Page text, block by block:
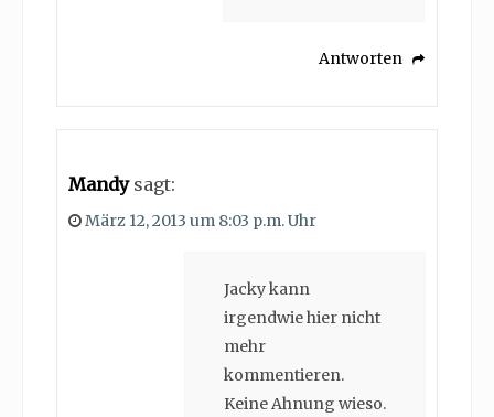
Antworten
Mandy sagt:
März 12, 2013 um 8:03 p.m. Uhr
Jacky kann
irgendwie hier nicht
mehr
kommentieren.
Keine Ahnung wieso.